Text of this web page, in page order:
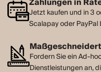
Jetzt kaufen und in 3
Scalapay oder PayPal
Fordern Sie ein Ad-
Dienstleistungen an,